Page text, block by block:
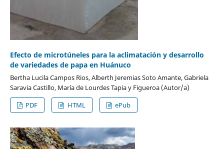
Efecto de microtúneles para la aclimatación y desarrollo
de variedades de papa en Huánuco
Bertha Lucila Campos Rios, Alberth Jeremias Soto Amante, Gabriela
Saravia Castillo, María de Lourdes Tapia y Figueroa (Autor/a)
PDF
HTML ePub